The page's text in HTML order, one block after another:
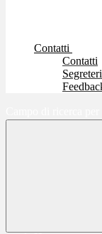
Contatti
Contatti